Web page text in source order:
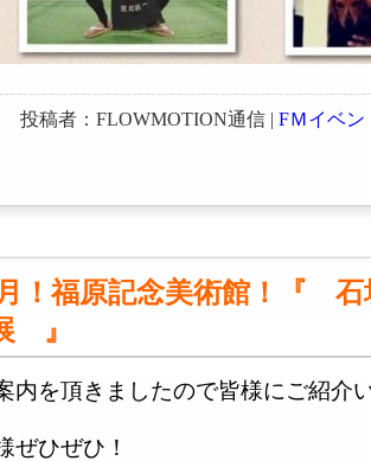
投稿者：FLOWMOTION通信 | FＭイベン
！福原記念美術館！『
』
内を頂きましたので皆様にご紹介
ぜひぜひ！